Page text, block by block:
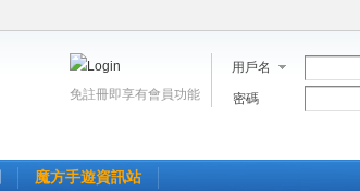
用戶名
密碼
免註冊即享有會員功能
魔方手遊資訊站